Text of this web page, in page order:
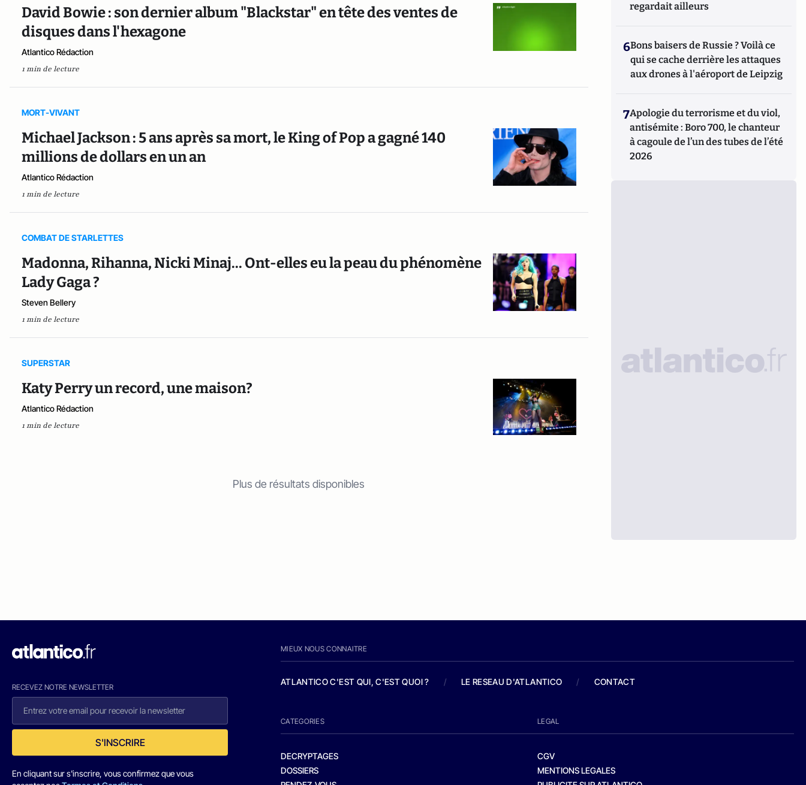
David Bowie : son dernier album "Blackstar" en tête des ventes de
disques dans l'hexagone
Atlantico Rédaction
1 min de lecture
MORT-VIVANT
Michael Jackson : 5 ans après sa mort, le King of Pop a gagné 140
millions de dollars en un an
Atlantico Rédaction
1 min de lecture
COMBAT DE STARLETTES
Madonna, Rihanna, Nicki Minaj... Ont-elles eu la peau du phénomène
Lady Gaga ?
Steven Bellery
1 min de lecture
SUPERSTAR
Katy Perry un record, une maison?
Atlantico Rédaction
1 min de lecture
Plus de résultats disponibles
regardait ailleurs
6Bons baisers de Russie ? Voilà ce
qui se cache derrière les attaques
aux drones à l'aéroport de Leipzig
7Apologie du terrorisme et du viol,
antisémite : Boro 700, le chanteur
à cagoule de l’un des tubes de l’été
2026
RECEVEZ NOTRE NEWSLETTER
S'INSCRIRE
En cliquant sur s'inscrire, vous confirmez que vous
MIEUX NOUS CONNAITRE
ATLANTICO C'EST QUI, C'EST QUOI ? / LE RESEAU D'ATLANTICO / CONTACT
CATEGORIES
DECRYPTAGES
DOSSIERS
LEGAL
CGV
MENTIONS LEGALES